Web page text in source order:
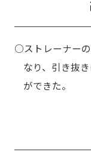
○ストレーナー
なり、引き抜
ができた。